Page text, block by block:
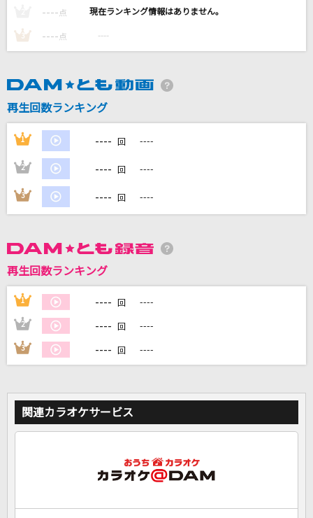
カリスマックス
ガロ
カラオケ最新情報をチェック！
---- 点 ----
3 ---- 点 ----
再生回数ランキング
1 ---- 回 ----
2 ---- 回 ----
3 ---- 回 ----
再生回数ランキング
1 ---- 回 ----
2 ---- 回 ----
3 ---- 回 ----
関連カラオケサービス